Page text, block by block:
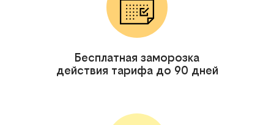
Бесплатная заморозка
действия тарифа до 90 дней